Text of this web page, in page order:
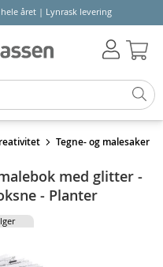
året | Lynrask levering
Tegne- og malesaker
med glitter -
- Planter